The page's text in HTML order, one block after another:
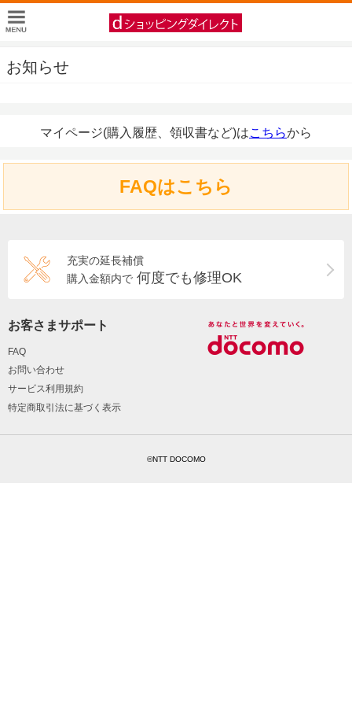
お知らせ
マイページ(購入履歴、領収書など)はこちらから
FAQはこちら
充実の延長補償
購入金額内で 何度でも修理OK
お客さまサポート
FAQ
お問い合わせ
サービス利用規約
特定商取引法に基づく表示
©NTT DOCOMO